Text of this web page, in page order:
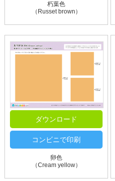
朽葉色
（Russet brown）
ダウンロード
コンビニで印刷
卵色
（Cream yellow）